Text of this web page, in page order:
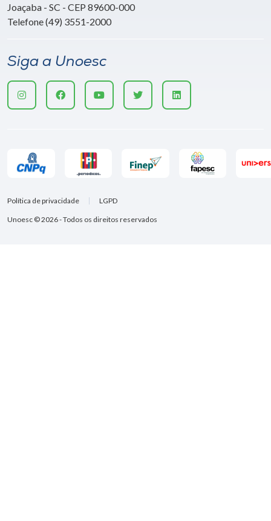
Joaçaba - SC - CEP 89600-000
Telefone (49) 3551-2000
Siga a Unoesc
Unoesc © 2026 - Todos os direitos reservados
Política de privacidade LGPD